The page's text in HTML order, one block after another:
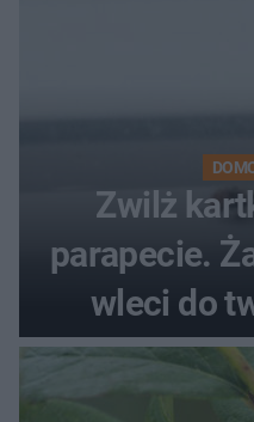
Zwilż
parapecie.
wleci do